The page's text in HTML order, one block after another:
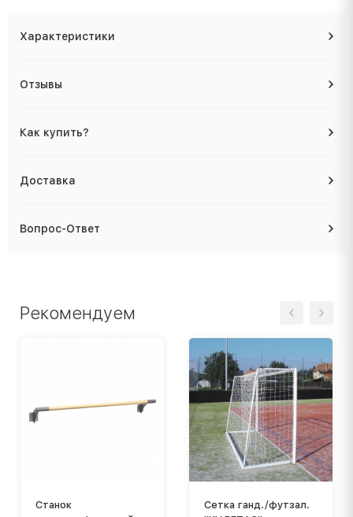
Характеристики
Отзывы
Как купить?
Доставка
Вопрос-Ответ
Рекомендуем
Станок
Сетка ганд./футзал.